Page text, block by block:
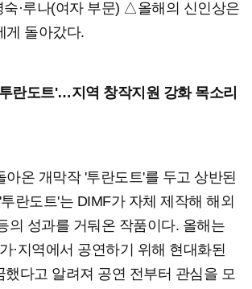
숙·루나(여자 부문) △올해의 신인상은
게 돌아갔다.
란도트'…지역 창작지원 강화 목소리
아온 개막작 '투란도트'를 두고 상반된
란도트'는 DIMF가 자체 제작해 해외
의 성과를 거둬온 작품이다. 올해는
·지역에서 공연하기 위해 현대화된
했다고 알려져 공연 전부터 관심을 모